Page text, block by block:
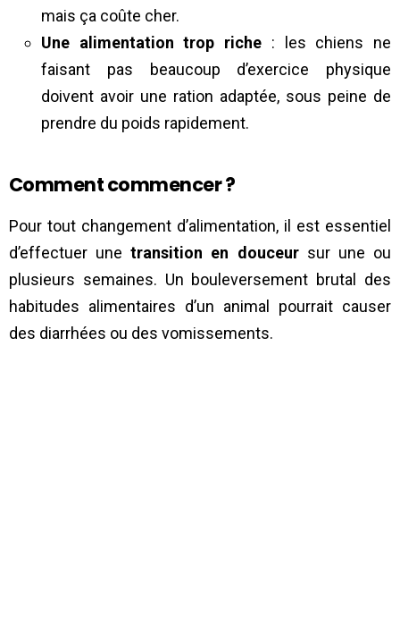
mais ça coûte cher.
Une alimentation trop riche : les chiens ne
faisant pas beaucoup d’exercice physique
doivent avoir une ration adaptée, sous peine de
prendre du poids rapidement.
Comment commencer ?
Pour tout changement d’alimentation, il est essentiel
d’effectuer unetransition en douceursur une ou
plusieurs semaines. Un bouleversement brutal des
habitudes alimentaires d’un animal pourrait causer
des diarrhées ou des vomissements.